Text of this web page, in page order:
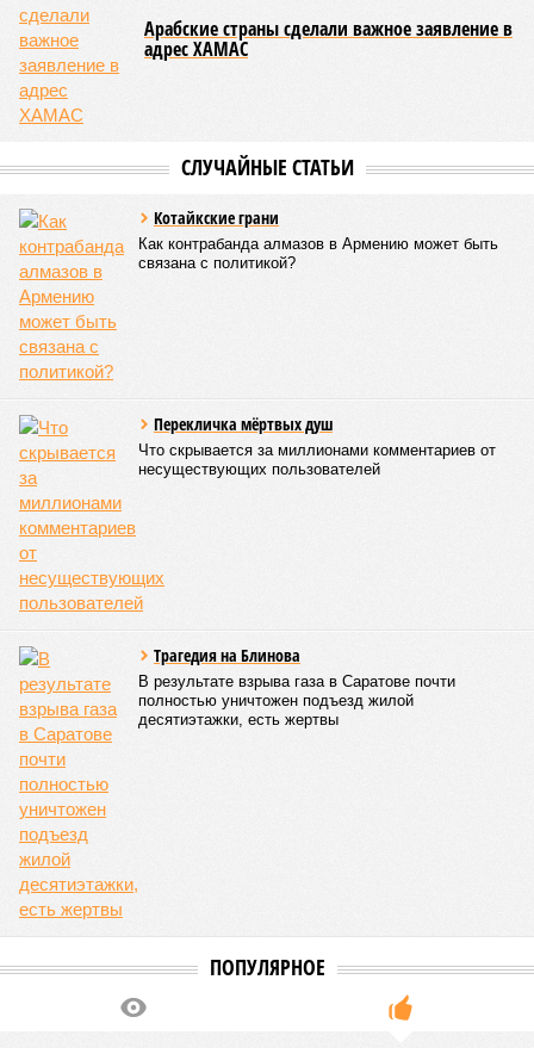
Андрей Суздальцев.
Вот только почему для менеджмента РЖД столь же
естественным считается вкладываться в закавказскую
«железку» тогда, когда на российских железных дорогах не
возникаютновые? Даст ли здесь свой комментарий
Гарник Туманян, политолог
– Вероятно, в случае разрыва концессии Пашинян со
своими европейскими партнёрами могут
инициировать новый проект на территории Армении
подобно трамповскому TRIPP, где будет создана
европейская концессия для управления путями, а
минус в таком же соотношении, как с американцами
(74% – Вашингтону, 26% – Еревану).
Мирослава Регинская, публицист
– Довольно вероятным представляется вариант
железные дороги Армении быстро обретут другого
РЖД совсем без гарантий. В сущности, это очередной
и привычный уже «слив» России бывшими союзниками.
Потерянные нами сателлиты ищут и обретают
новых хозяев, и никакая благодарность или даже
подаренная от щедрот Российского государства
значительная выгода их в этом не могут остановить.
Юрий Баранчик, политолог
– Понятно, почему Пашинян хочет отжать актив
РЖД – в отместку за закрытие российских рынков. Ну
и вообще, чтобы ничего российского в стране не
отожмёт актив большой РЖД в маленькой Армении,
то о какой результативной внешней политике России
можно будет говорить в принципе?